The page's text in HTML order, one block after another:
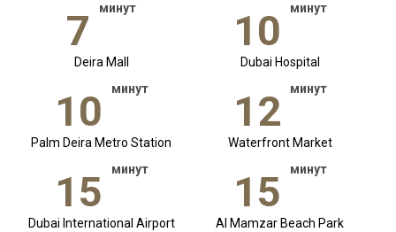
7 минут
Deira Mall
10 минут
Dubai Hospital
10 минут
Palm Deira Metro Station
12 минут
Waterfront Market
15 минут
Dubai International Airport
15 минут
Al Mamzar Beach Park